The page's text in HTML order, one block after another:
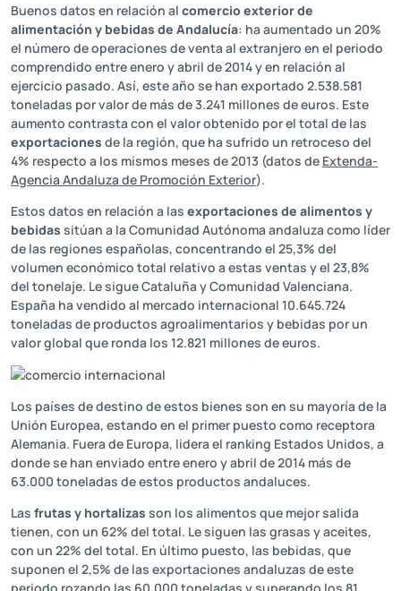
Buenos datos en relación al comercio exterior de
alimentación y bebidas de Andalucía: ha aumentado un 20%
el número de operaciones de venta al extranjero en el periodo
comprendido entre enero y abril de 2014 y en relación al
ejercicio pasado. Así, este año se han exportado 2.538.581
toneladas por valor de más de 3.241 millones de euros. Este
aumento contrasta con el valor obtenido por el total de las
exportaciones de la región, que ha sufrido un retroceso del
4% respecto a los mismos meses de 2013 (datos de Extenda-
Agencia Andaluza de Promoción Exterior).
Estos datos en relación a las exportaciones de alimentos y
bebidas sitúan a la Comunidad Autónoma andaluza como líder
de las regiones españolas, concentrando el 25,3% del
volumen económico total relativo a estas ventas y el 23,8%
del tonelaje. Le sigue Cataluña y Comunidad Valenciana.
España ha vendido al mercado internacional 10.645.724
toneladas de productos agroalimentarios y bebidas por un
valor global que ronda los 12.821 millones de euros.
Los países de destino de estos bienes son en su mayoría de la
Unión Europea, estando en el primer puesto como receptora
Alemania. Fuera de Europa, lidera el ranking Estados Unidos, a
donde se han enviado entre enero y abril de 2014 más de
63.000 toneladas de estos productos andaluces.
Las frutas y hortalizas son los alimentos que mejor salida
tienen, con un 62% del total. Le siguen las grasas y aceites,
con un 22% del total. En último puesto, las bebidas, que
suponen el 2,5% de las exportaciones andaluzas de este